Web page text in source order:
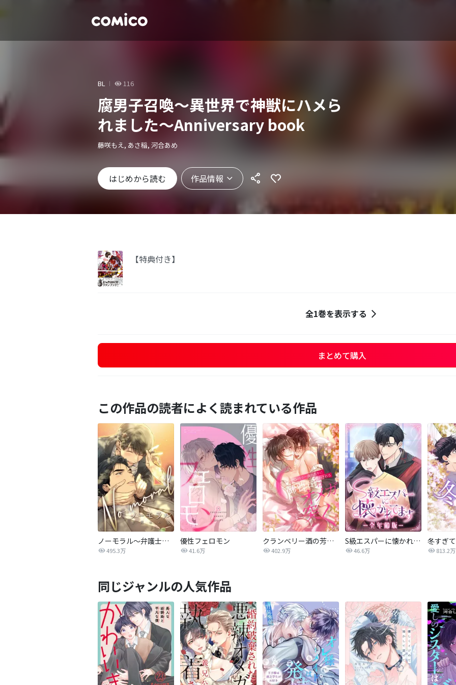
BL 116
腐男子召喚～異世界で神獣にハメら
れました～Anniversary book
藤咲もえ, あさ稲, 河合あめ
はじめから読む 作品情報
【特典付き】
全1巻を表示する
まとめて購入
この作品の読者によく読まれている作品
ノーモラル～弁護士の掟～
495.3万
優性フェロモン
41.6万
クランベリー酒の芳りに惑わされる御曹司はオメガに突く
402.9万
S級エスパーに懐かれてます【全年齢版】
46.6万
冬すぎ
813.2万
同じジャンルの人気作品